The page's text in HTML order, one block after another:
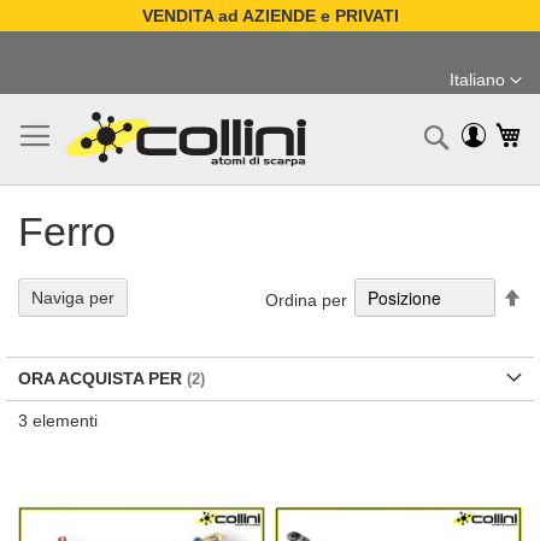
VENDITA ad AZIENDE e PRIVATI
contenuto
Lingua
Italiano
Ferro
3 elementi
Ordina per
Naviga per
ORA ACQUISTA PER